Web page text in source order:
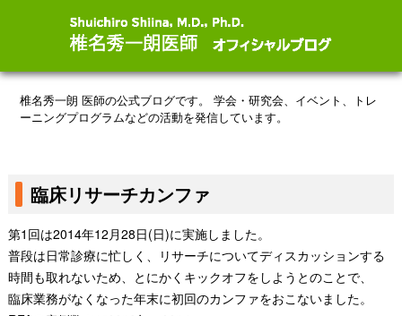
椎名秀一朗 医師の公式ブログです。
学会・研究会、イベント、トレ
ーニングプログラムなどの活動を発信しています。
臨床リサーチカンファ
第1 回は2014年12月28日(日)に実施しました。
普段は日常診療に忙しく、リサーチについてディスカッションする
時間も取れないため、とにかくキックオフをしようとのことで、
臨床業務がなくなった年末に初回のカンファをおこないました。